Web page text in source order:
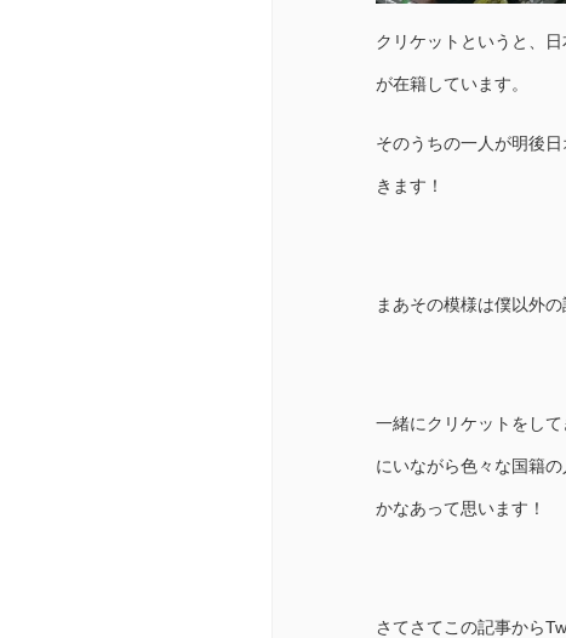
クリケットというと、
が在籍しています。
そのうちの一人が明後
きます！
まあその模様は僕以外
一緒にクリケットをし
にいながら色々な国籍
かなあって思います！
さてさてこの記事から